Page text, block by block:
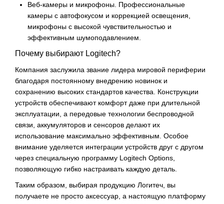
Веб-камеры и микрофоны. Профессиональные
камеры с автофокусом и коррекцией освещения,
микрофоны с высокой чувствительностью и
эффективным шумоподавлением.
Почему выбирают Logitech?
Компания заслужила звание лидера мировой периферии
благодаря постоянному внедрению новинок и
сохранению высоких стандартов качества. Конструкции
устройств обеспечивают комфорт даже при длительной
эксплуатации, а передовые технологии беспроводной
связи, аккумуляторов и сенсоров делают их
использование максимально эффективным. Особое
внимание уделяется интеграции устройств друг с другом
через специальную программу Logitech Options,
позволяющую гибко настраивать каждую деталь.
Таким образом, выбирая продукцию Логитеч, вы
получаете не просто аксессуар, а настоящую платформу